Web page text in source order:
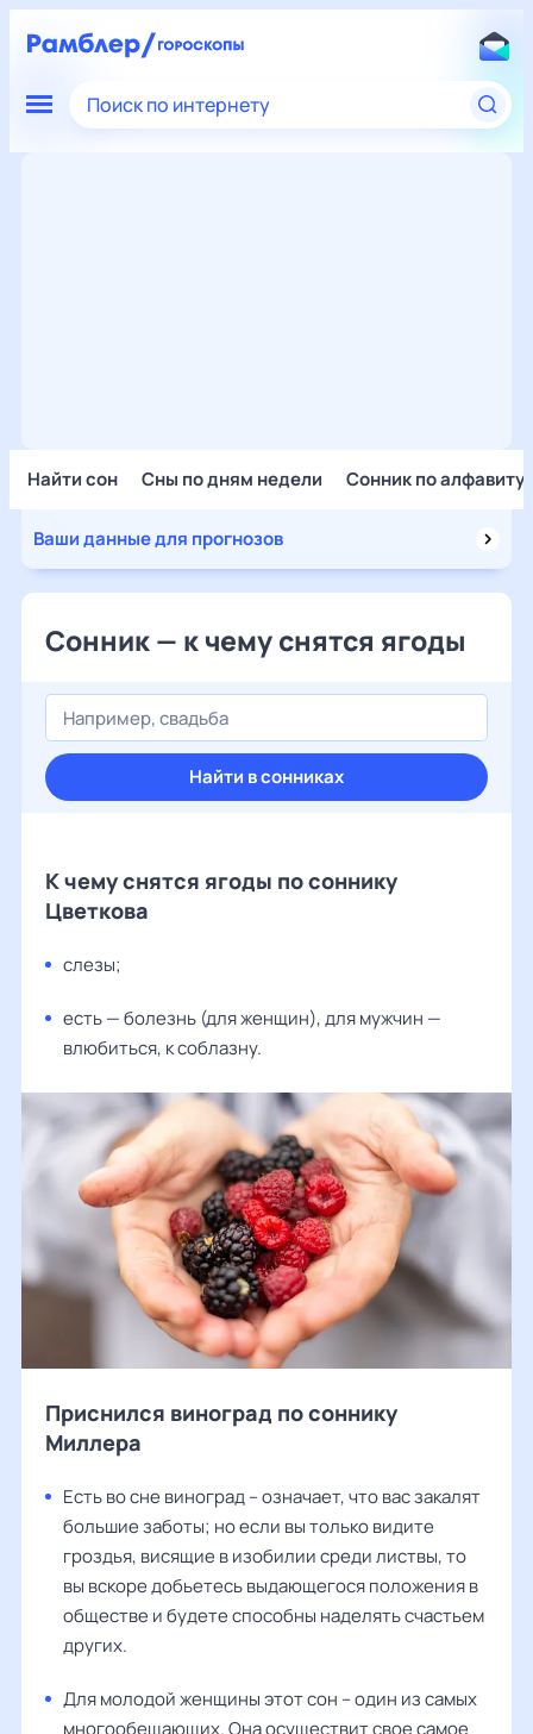
Поиск по интернету
Найти сон Сны по дням недели Сонник по алфавиту
Ваши данные для прогнозов
Сонник — к чему снятся ягоды
Найти в сонниках
К чему снятся ягоды по соннику
Цветкова
слезы;
есть — болезнь (для женщин), для мужчин —
влюбиться, к соблазну.
Приснился виноград по соннику
Миллера
Есть во сне виноград – означает, что вас закалят
большие заботы; но если вы только видите
гроздья, висящие в изобилии среди листвы, то
вы вскоре добьетесь выдающегося положения в
обществе и будете способны наделять счастьем
других.
Для молодой женщины этот сон – один из самых
многообещающих. Она осуществит свое самое